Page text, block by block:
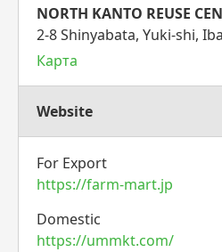
NORTH KANTO REUSE
2-8 Shinyabata, Yuki-shi,
Карта
Website
For Export
https://farm-mart.jp
Domestic
https://ummkt.com/